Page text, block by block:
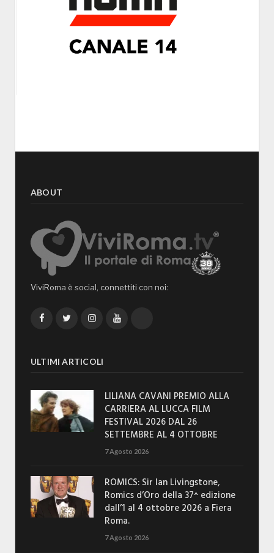
ABOUT
ViviRoma è social, connettiti con noi:
FacebookTwitterInstagramYouTube
ULTIMI ARTICOLI
LILIANA CAVANI PREMIO ALLA
CARRIERA AL LUCCA FILM
FESTIVAL 2026 DAL 26
SETTEMBRE AL 4 OTTOBRE
7 Agosto 2026
ROMICS: Sir Ian Livingstone,
Romics d’Oro della 37^ edizione
dall’1 al 4 ottobre 2026 a Fiera
Roma.
7 Agosto 2026